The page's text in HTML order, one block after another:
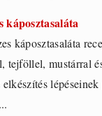
káposztasaláta
káposztasaláta
tejföllel, mustárral
lépéseinek